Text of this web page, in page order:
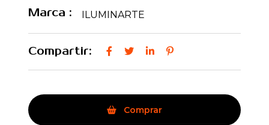
Marca : ILUMINARTE
Compartir:
Comprar